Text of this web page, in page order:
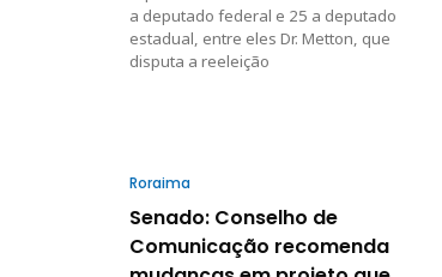
a deputado federal e 25 a deputado
estadual, entre eles Dr. Metton, que
disputa a reeleição
Roraima
Senado: Conselho de
Comunicação recomenda